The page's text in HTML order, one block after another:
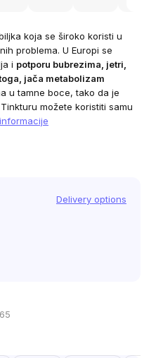
koja se široko koristi u
problema. U Europi se
i potporu bubrezima, jetri,
jača metabolizam
u tamne boce, tako da je
Tinkturu možete koristiti samu
Delivery options